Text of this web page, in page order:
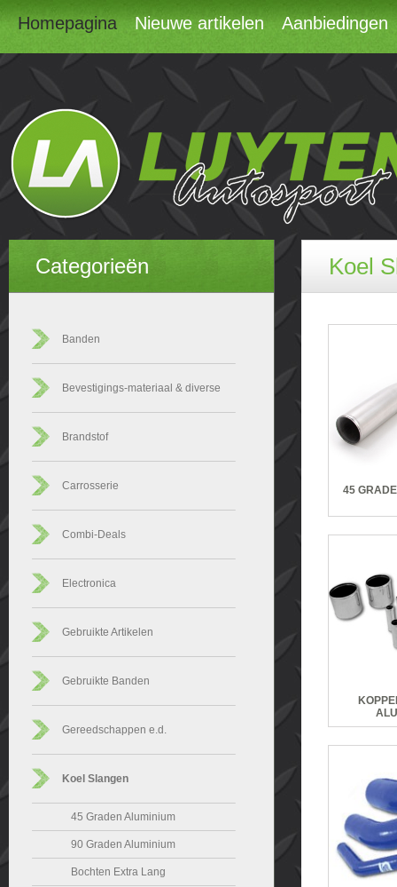
Homepagina Nieuwe artikelen Aanbiedingen
Categorieën
Banden
Bevestigings-materiaal & diverse
Brandstof
Carrosserie
Combi-Deals
Electronica
Gebruikte Artikelen
Gebruikte Banden
Gereedschappen e.d.
Koel Slangen
45 Graden Aluminium
90 Graden Aluminium
Bochten Extra Lang
Koel
45